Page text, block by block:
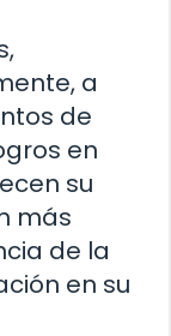
a
de
en
su
más
de la
en su